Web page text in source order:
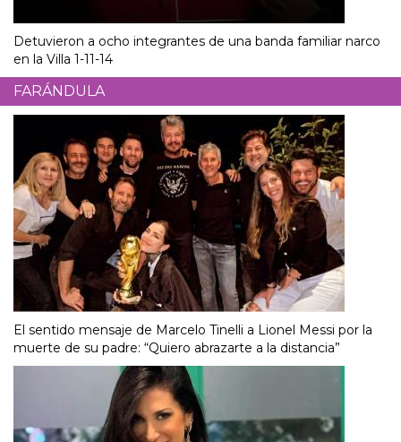
Detuvieron a ocho integrantes de una banda familiar narco
en la Villa 1-11-14
FARÁNDULA
El sentido mensaje de Marcelo Tinelli a Lionel Messi por la
muerte de su padre: “Quiero abrazarte a la distancia”